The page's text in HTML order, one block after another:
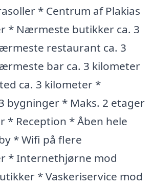
* Centrum af Plakias
* Nærmeste butikker ca. 3
restaurant ca. 3
bar ca. 3 kilometer
ca. 3 kilometer *
bygninger * Maks. 2 etager
* Reception * Åben hele
* Wifi på flere
* Internethjørne mod
* Vaskeriservice mod